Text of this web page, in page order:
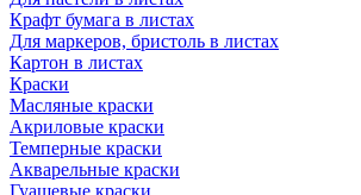
Крафт бумага в листах
Для маркеров, бристоль в листах
Картон в листах
Краски
Масляные краски
Акриловые краски
Темперные краски
Акварельные краски
Гуашевые краски